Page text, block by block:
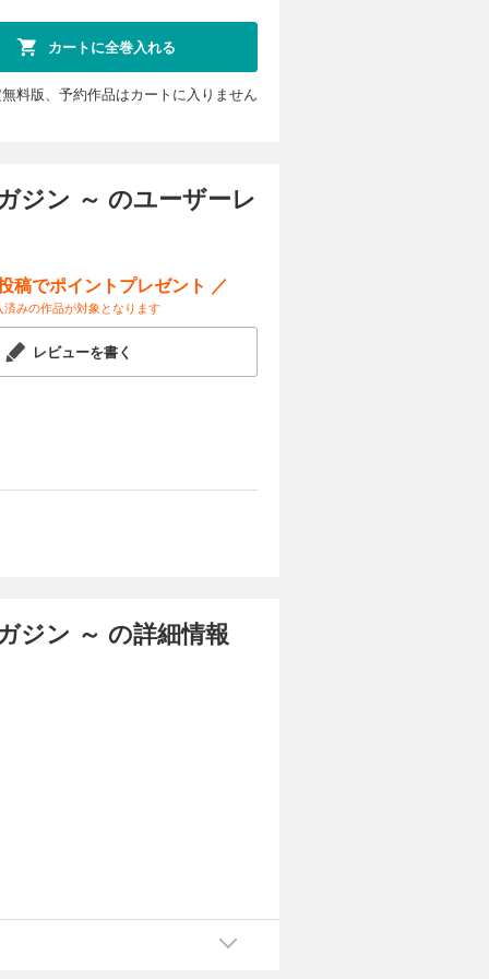
題の意外
リスト
にやさ
るカボチ
ターネ
いち
トの苦
写し出
な出会い
試し読み
ーズ作
ック系
トの苦
』〈読
〈連載
頭
カートに入れる
小説
『ライト
、制
んの連
ラボ、
録3点
晴海
くろま
』〈既
〉
さんの
カートに全巻入れる
料版、予約作品はカートに入りません
ジン ～ のユーザーレ
稿でポイントプレゼント ／
済みの作品が対象となります
レビューを書く
ジン ～ の詳細情報